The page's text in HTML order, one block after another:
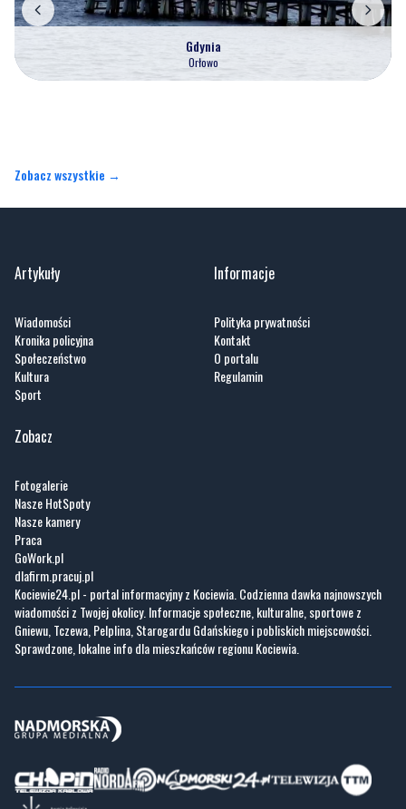
Gdynia
Orłowo
Zobacz wszystkie →
Artykuły
Wiadomości
Kronika policyjna
Społeczeństwo
Kultura
Sport
Informacje
Polityka prywatności
Kontakt
O portalu
Regulamin
Zobacz
Fotogalerie
Nasze HotSpoty
Nasze kamery
Praca
GoWork.pl
dlafirm.pracuj.pl
Kociewie24.pl - portal informacyjny z Kociewia. Codzienna dawka najnowszych
wiadomości z Twojej okolicy. Informacje społeczne, kulturalne, sportowe z
Gniewu, Tczewa, Pelplina, Starogardu Gdańskiego i pobliskich miejscowości.
Sprawdzone, lokalne info dla mieszkańców regionu Kociewia.